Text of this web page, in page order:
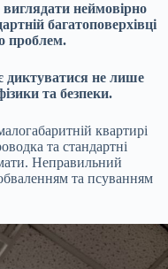
неймовірно
багатоповерхівці
проблем.
диктуватися не лише
та безпеки.
квартирі
та стандартні
Неправильний
та псуванням